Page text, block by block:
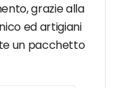
grazie alla
ed artigiani
un pacchetto